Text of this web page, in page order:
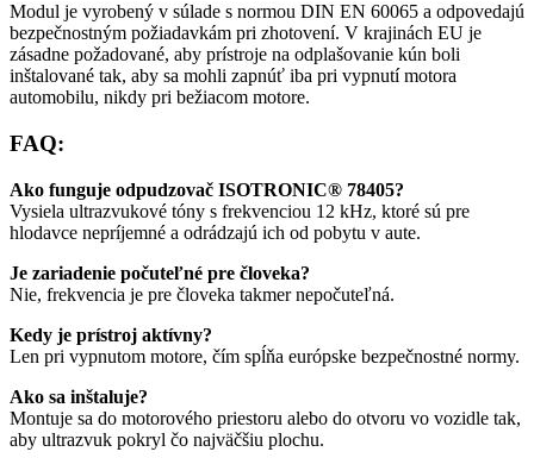
Modul je vyrobený v súlade s normou DIN EN 60065 a odpovedajú
bezpečnostným požiadavkám pri zhotovení. V krajinách EU je
zásadne požadované, aby prístroje na odplašovanie kún boli
inštalované tak, aby sa mohli zapnúť iba pri vypnutí motora
automobilu, nikdy pri bežiacom motore.
FAQ:
Ako funguje odpudzovač ISOTRONIC® 78405?
Vysiela ultrazvukové tóny s frekvenciou 12 kHz, ktoré sú pre
hlodavce nepríjemné a odrádzajú ich od pobytu v aute.
Je zariadenie počuteľné pre človeka?
Nie, frekvencia je pre človeka takmer nepočuteľná.
Kedy je prístroj aktívny?
Len pri vypnutom motore, čím spĺňa európske bezpečnostné normy.
Ako sa inštaluje?
Montuje sa do motorového priestoru alebo do otvoru vo vozidle tak,
aby ultrazvuk pokryl čo najväčšiu plochu.